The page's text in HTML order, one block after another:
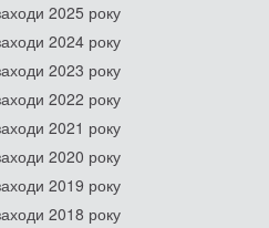
2025 року
2024 року
2023 року
2022 року
2021 року
2020 року
2019 року
2018 року